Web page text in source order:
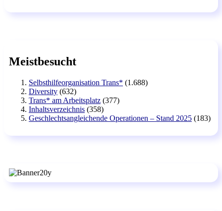
Meistbesucht
Selbsthilfeorganisation Trans* (1.688)
Diversity (632)
Trans* am Arbeitsplatz (377)
Inhaltsverzeichnis (358)
Geschlechtsangleichende Operationen – Stand 2025 (183)